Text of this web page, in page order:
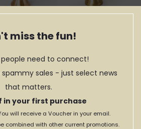
Par de
Puxadores de
Barra Rosa
Puxadores de
Barra Branco
miss the fun!
need to connect!
spammy sales - just select news
that matters.
in your first purchase
will receive a Voucher in your email.
combined with other current promotions.